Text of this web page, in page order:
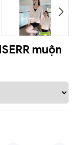
muộn